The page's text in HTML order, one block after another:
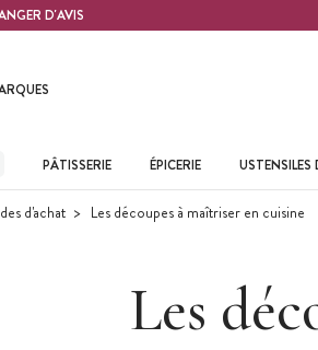
D'AVIS
PÂTISSERIE ÉPICERIE USTENSILES
d'achat Les découpes à maîtriser en cuisine
Les